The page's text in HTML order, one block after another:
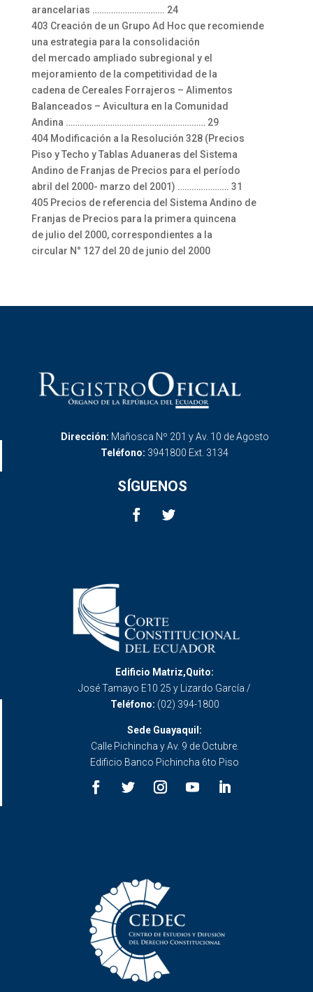
arancelarias …………………………. 24
403 Creación de un Grupo Ad Hoc que recomiende
una estrategia para la consolidación
del mercado ampliado subregional y el
mejoramiento de la competitividad de la
cadena de Cereales Forrajeros – Alimentos
Balanceados – Avicultura en la Comunidad
Andina …………………………………………………… 29
404 Modificación a la Resolución 328 (Precios
Piso y Techo y Tablas Aduaneras del Sistema
Andino de Franjas de Precios para el período
abril del 2000- marzo del 2001) …………………. 31
405 Precios de referencia del Sistema Andino de
Franjas de Precios para la primera quincena
de julio del 2000, correspondientes a la
circular N° 127 del 20 de junio del 2000
Dirección: Mañosca Nº 201 y Av. 10 de Agosto
Teléfono: 3941800 Ext. 3134
SÍGUENOS
Edificio Matriz,Quito:
José Tamayo E10 25 y Lizardo García /
Teléfono: (02) 394-1800
Sede Guayaquil:
Calle Pichincha y Av. 9 de Octubre.
Edificio Banco Pichincha 6to Piso